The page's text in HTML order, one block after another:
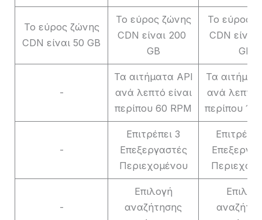
Το εύρος ζώνης
CDN είναι 50 GB
Το εύρος ζώνης
CDN είναι 200 ​​
GB
Το εύρος
CDN είναι
GB
-
Τα αιτήματα API
ανά λεπτό είναι
περίπου 60 RPM
Τα
ανά λεπτό
περίπου
-
Επιτρέπει 3
Επεξεργαστές
Περιεχομένου
-
Επιλογή
αναζήτησης